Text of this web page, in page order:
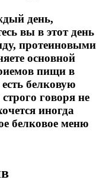
день,
вы в этот день
протеиновыми
основной
пищи в
белковую
говоря не
иногда
белковое меню